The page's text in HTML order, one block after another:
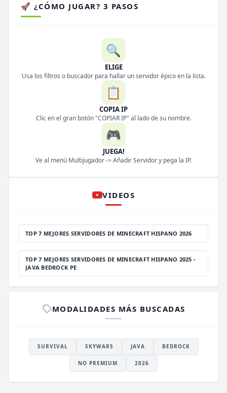
🚀 ¿CÓMO JUGAR? 3 PASOS
🔍
ELIGE
Usa los filtros o buscador para hallar un servidor épico en la lista.
📋
COPIA IP
Clic en el gran botón "COPIAR IP" al lado de su nombre.
🎮
JUEGA!
Ve al menú Multijugador -> Añadir Servidor y pega la IP.
VIDEOS
TOP 7 MEJORES SERVIDORES DE MINECRAFT HISPANO 2026
TOP 7 MEJORES SERVIDORES DE MINECRAFT HISPANO 2025 -
JAVA BEDROCK PE
MODALIDADES MÁS BUSCADAS
SURVIVAL SKYWARS JAVA BEDROCK
NO PREMIUM 2026